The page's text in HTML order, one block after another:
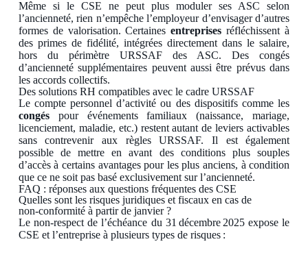
Même si le CSE ne peut plus moduler ses ASC selon
l’ancienneté, rien n’empêche l’employeur d’envisager d’autres
formes de valorisation. Certainesentreprises réfléchissent à
des primes de fidélité, intégrées directement dans le salaire,
hors du périmètre URSSAF des ASC. Des congés
d’ancienneté supplémentaires peuvent aussi être prévus dans
les accords collectifs.
Des solutions RH compatibles avec le cadre URSSAF
Le compte personnel d’activité ou des dispositifs comme les
congéspour événements familiaux (naissance, mariage,
licenciement, maladie, etc.) restent autant de leviers activables
sans contrevenir aux règles URSSAF. Il est également
possible de mettre en avant des conditions plus souples
d’accès à certains avantages pour les plus anciens, à condition
que ce ne soit pas basé exclusivement sur l’ancienneté.
FAQ : réponses aux questions fréquentes des CSE
Quelles sont les risques juridiques et fiscaux en cas de
non‑conformité à partir de janvier ?
Le non‑respect de l’échéance du 31 décembre 2025 expose le
CSE et l’entreprise à plusieurs types de risques :